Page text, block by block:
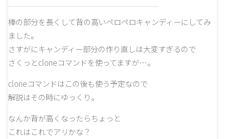
棒の部分を長くして背の高いペロペロキャンディーにしてみ
ました。
さすがにキャンディー部分の作り直しは大変すぎるので
さくっとcloneコマンドを使ってますが…。
cloneコマンドはこの後も使う予定なので
解説はその時にゆっくり。
なんか背が高くなったらちょっと
これはこれでアリかな？